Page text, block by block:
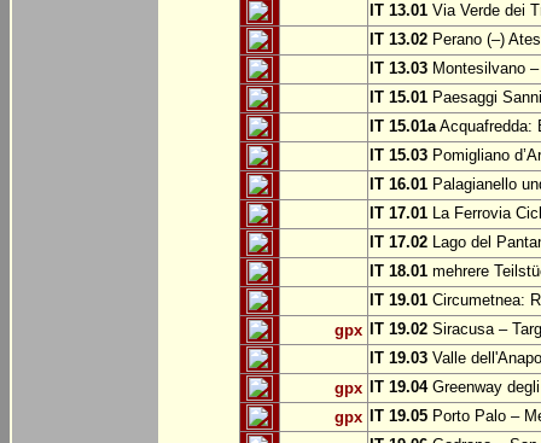
IT 13.01 Via Verde dei
IT 13.02 Perano (–)
IT 13.03 Montesilvano
IT 15.01 Paesaggi
IT 15.01aAcquafredda:
IT 15.03 Pomigliano
IT 16.01 Palagianello
IT 17.01 La Ferrovia
IT 17.02 Lago del
IT 18.01 mehrere
IT 19.01 Circumetnea:
gpx
IT 19.02 Siracusa –
IT 19.03 Valle
gpx
IT 19.04Greenway
gpx
IT 19.05 Porto Palo –